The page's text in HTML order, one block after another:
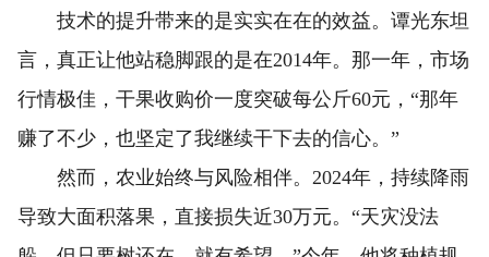
技术的提升带来的是实实在在的效益。谭光东坦
言，真正让他站稳脚跟的是在2014年。那一年，市场
行情极佳，干果收购价一度突破每公斤60元，“那年
赚了不少，也坚定了我继续干下去的信心。”
然而，农业始终与风险相伴。2024年，持续降雨
导致大面积落果，直接损失近30万元。“天灾没法